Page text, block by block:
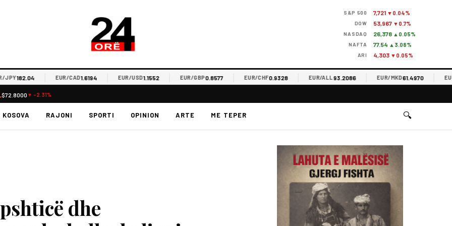
S&P 500 7,721 ▼0.04%
DOW 53,967 ▼0.7%
NASDAQ 26,378 ▲0.05%
NAFTA 77.54 ▲3.08%
ARI 4,303 ▼0.05%
182.04 EUR/CAD1.6194 EUR/USD1.1552 EUR/GBP0.8577 EUR/CHF0.9328 EUR/ALL93.2086 EUR/MKD61.4970 EUR/
$72.8000 ▼ -2.31%
KOSOVA RAJONI SPORTI OPINION ARTE ME TEPER 🔍
dhe